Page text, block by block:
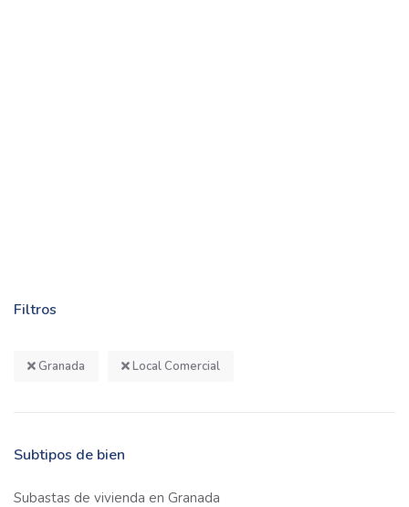
Filtros
Granada Local Comercial
Subtipos de bien
Subastas de vivienda en Granada